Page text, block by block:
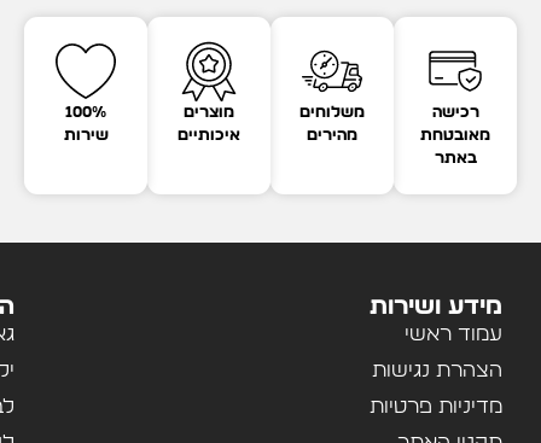
רכישה
מאובטחת
באתר
משלוחים
מהירים
מוצרים
איכותיים
100%
שירות
מידע ושירות
עמוד ראשי
הצהרת נגישות
מדיניות פרטיות